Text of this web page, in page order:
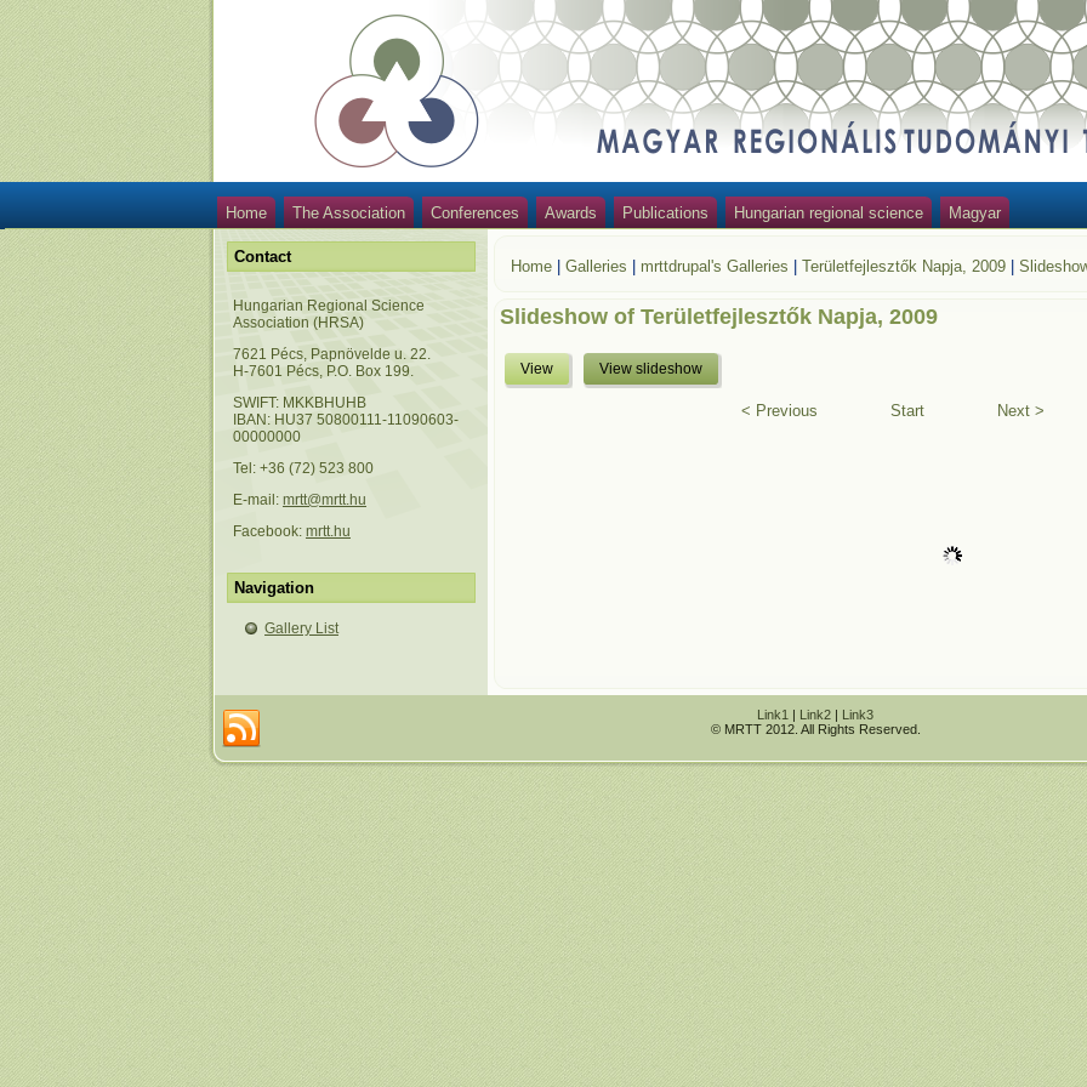
Home The Association Conferences Awards Publications Hungarian regional science Magyar
Contact
Hungarian Regional Science
Association (HRSA)
7621 Pécs, Papnövelde u. 22.
H-7601 Pécs, P.O. Box 199.
SWIFT: MKKBHUHB
IBAN: HU37 50800111-11090603-
00000000
Tel: +36 (72) 523 800
E-mail: mrtt@mrtt.hu
Facebook: mrtt.hu
Navigation
Gallery List
Home |Galleries mrttdrupal's Galleries |Területfejlesztők Napja, 2009 |
Slideshow of Területfejlesztők Napja, 2009
View View slideshow
< Previous Start Next >
Link1 | Link2 | Link3
© MRTT 2012. All Rights Reserved.